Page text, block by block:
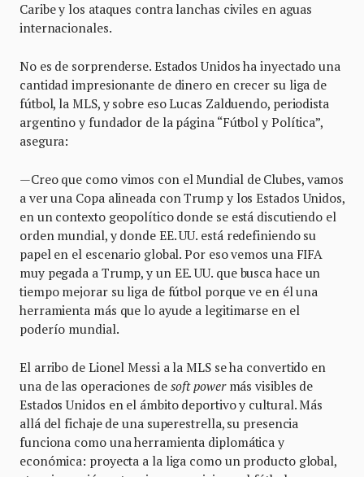
Caribe y los ataques contra lanchas civiles en aguas
internacionales.
No es de sorprenderse. Estados Unidos ha inyectado una
cantidad impresionante de dinero en crecer su liga de
fútbol, la MLS, y sobre eso Lucas Zalduendo, periodista
argentino y fundador de la página “Fútbol y Política”,
asegura:
—Creo que como vimos con el Mundial de Clubes, vamos
a ver una Copa alineada con Trump y los Estados Unidos,
en un contexto geopolítico donde se está discutiendo el
orden mundial, y donde EE. UU. está redefiniendo su
papel en el escenario global. Por eso vemos una FIFA
muy pegada a Trump, y un EE. UU. que busca hace un
tiempo mejorar su liga de fútbol porque ve en él una
herramienta más que lo ayude a legitimarse en el
poderío mundial.
El arribo de Lionel Messi a la MLS se ha convertido en
una de las operaciones de soft powermás visibles de
Estados Unidos en el ámbito deportivo y cultural. Más
allá del fichaje de una superestrella, su presencia
funciona como una herramienta diplomática y
económica: proyecta a la liga como un producto global,